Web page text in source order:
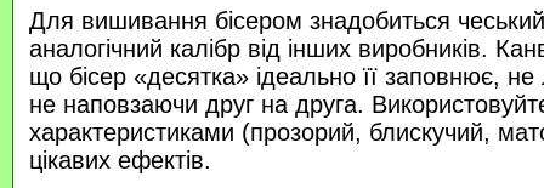
Для вишивання бісером знадобиться
аналогічний калібр від інших виробників.
що бісер «десятка» ідеально її заповнює,
не наповзаючи друг на друга.
характеристиками (прозорий, блискучий,
цікавих ефектів.